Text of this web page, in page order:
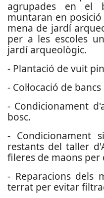
agrupades en el
muntaran en
mena de jardí
per a les escoles
jardí arqueològic.
- Plantació de vuit
- Col·locació de
- Condicionament
bosc.
- Condicionament
restants del taller
fileres de maons per
- Reparacions dels
terrat per evitar